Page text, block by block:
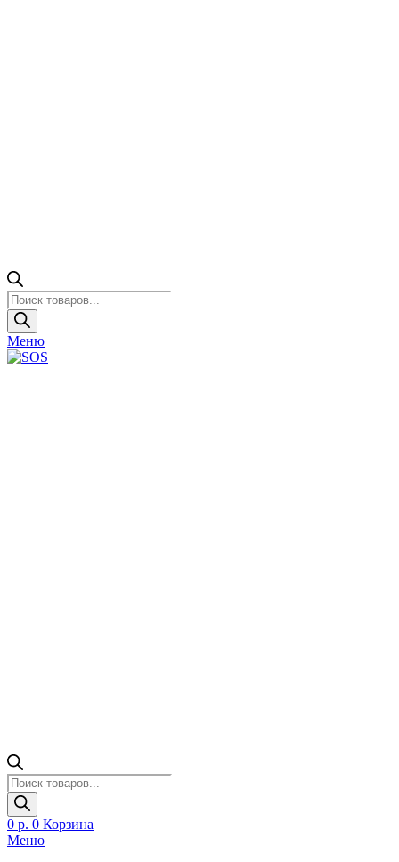
Поиск
товаров
Меню
Поиск
товаров
0 р. 0 Корзина
Меню